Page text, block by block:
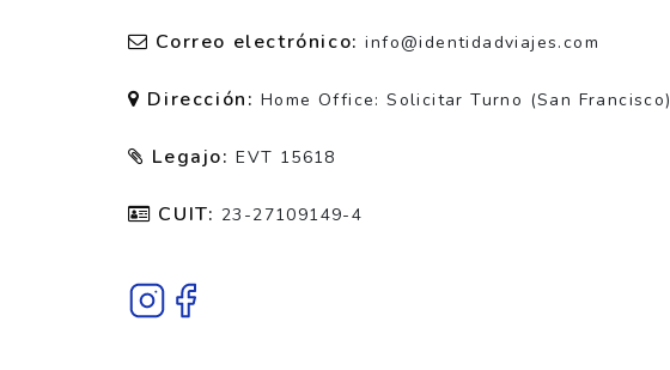
Correo electrónico:info@identidadviajes.com
Dirección:Home Office: Solicitar Turno (San Francisco)
Legajo:EVT 15618
CUIT: 23-27109149-4